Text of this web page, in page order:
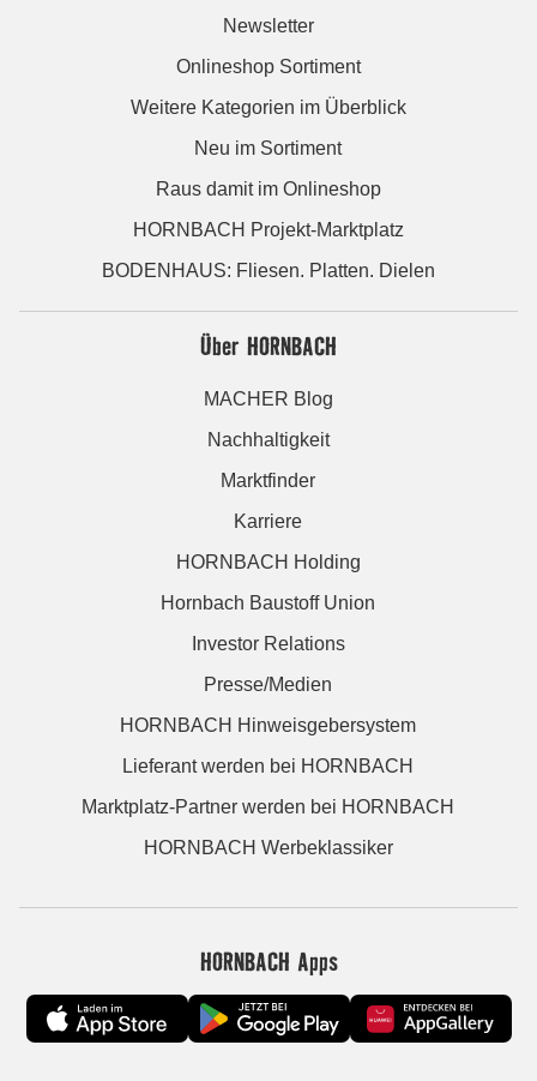
Newsletter
Onlineshop Sortiment
Weitere Kategorien im Überblick
Neu im Sortiment
Raus damit im Onlineshop
HORNBACH Projekt-Marktplatz
BODENHAUS: Fliesen. Platten. Dielen
Über HORNBACH
MACHER Blog
Nachhaltigkeit
Marktfinder
Karriere
HORNBACH Holding
Hornbach Baustoff Union
Investor Relations
Presse/Medien
HORNBACH Hinweisgebersystem
Lieferant werden bei HORNBACH
Marktplatz-Partner werden bei HORNBACH
HORNBACH Werbeklassiker
HORNBACH Apps